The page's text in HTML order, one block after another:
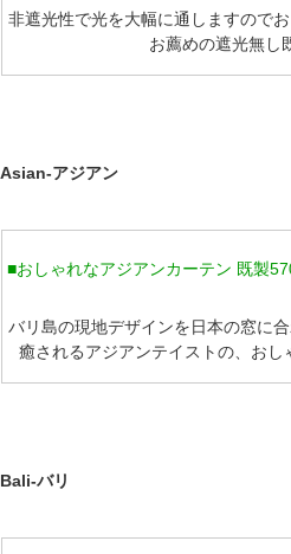
非遮光性で光を大幅に通しますので
お薦めの遮光無し
Asian-アジアン
■おしゃれなアジアンカーテン 既製
バリ島の現地デザインを日本の窓に
癒されるアジアンテイストの、お
Bali-バリ